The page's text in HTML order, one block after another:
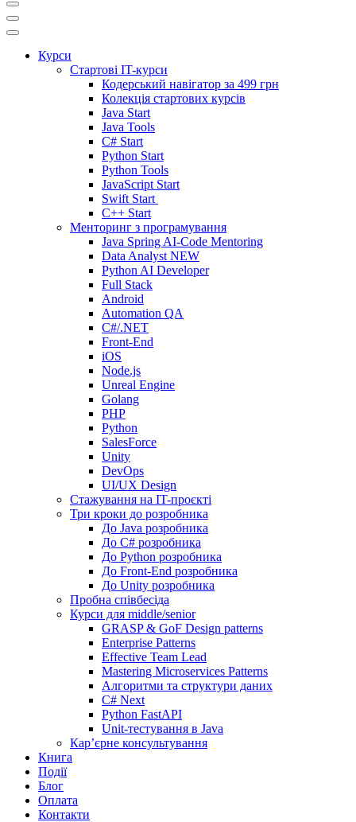
Курси
Стартові IT-курси
Кодерський навігатор за 499 грн
Колекція стартових курсів
Java Start
Java Tools
C# Start
Python Start
Python Tools
JavaScript Start
Swift Start
C++ Start
Менторинг з програмування
Java Spring AI-Code Mentoring
Data Analyst NEW
Python AI Developer
Full Stack
Android
Automation QA
C#/.NET
Front-End
iOS
Node.js
Unreal Engine
Golang
PHP
Python
SalesForce
Unity
DevOps
UI/UX Design
Стажування на IT-проєкті
Три кроки до розробника
До Java розробника
До C# розробника
До Python розробника
До Front-End розробника
До Unity розробника
Пробна співбесіда
Курси для middle/senior
GRASP & GoF Design patterns
Enterprise Patterns
Effective Team Lead
Mastering Microservices Patterns
Алгоритми та структури даних
C# Next
Python FastAPI
Unit-тестування в Java
Кар’єрне консультування
Книга
Події
Блог
Оплата
Контакти